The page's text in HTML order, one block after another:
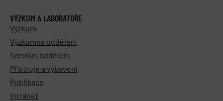
VÝZKUM A LABORATOŘE
Výzkum
Výzkumná oddělení
Servisní oddělení
Přístroje a vybavení
Publikace
Intranet